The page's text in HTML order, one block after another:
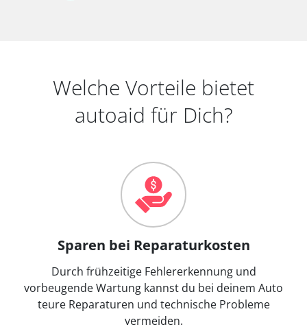
Welche Vorteile bietet
autoaid für Dich?
Sparen bei Reparaturkosten
Durch frühzeitige Fehlererkennung und
vorbeugende Wartung kannst du bei deinem Auto
teure Reparaturen und technische Probleme
vermeiden.